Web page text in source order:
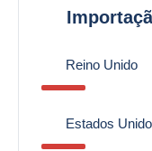
Reino Unido
Estados